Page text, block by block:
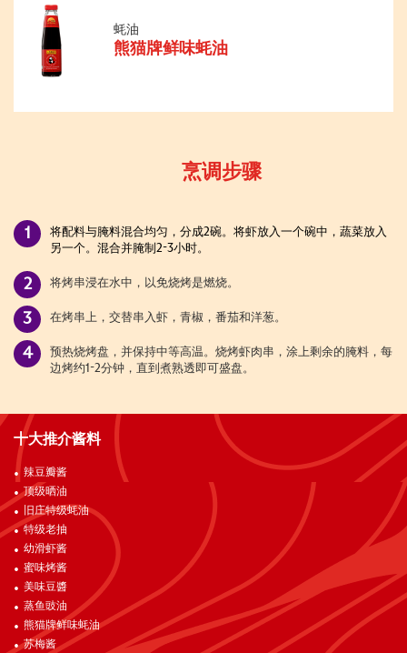
蚝油
熊猫牌鲜味蚝油
烹调步骤
将配料与腌料混合均匀，分成2碗。将虾放入一个碗中，蔬菜放入
另一个。混合并腌制2-3小时。
将烤串浸在水中，以免烧烤是燃烧。
在烤串上，交替串入虾，青椒，番茄和洋葱。
预热烧烤盘，并保持中等高温。烧烤虾肉串，涂上剩余的腌料，每
边烤约1-2分钟，直到煮熟透即可盛盘。
十大推介酱料
辣豆瓣酱
顶级晒油
旧庄特级蚝油
特级老抽
幼滑虾酱
蜜味烤酱
美味豆醬
蒸鱼豉油
熊猫牌鲜味蚝油
苏梅酱